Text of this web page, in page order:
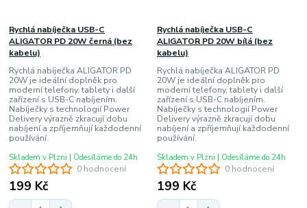
0 hodnocení
Rychlá nabíječka USB-C
ALIGATOR PD 20W černá (bez
kabelu)
Rychlá nabíječka ALIGATOR PD
20W je ideální doplněk pro
moderní telefony, tablety i další
zařízení s USB-C nabíjením.
Nabíječky s technologií Power
Delivery výrazně zkracují dobu
nabíjení a zpříjemňují každodenní
používání.
199 Kč
Skladem v Plzni | Odesíláme do 24h
0 hodnocení
Rychlá nabíječka USB-C
ALIGATOR PD 20W bílá (bez
kabelu)
Rychlá nabíječka ALIGATOR PD
20W je ideální doplněk pro
moderní telefony, tablety i další
zařízení s USB-C nabíjením.
Nabíječky s technologií Power
Delivery výrazně zkracují dobu
nabíjení a zpříjemňují každodenní
používání.
199 Kč
Skladem v Plzni | Odesíláme do 24h